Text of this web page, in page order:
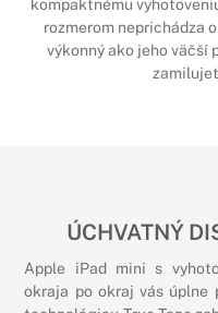
kompaktnému
rozmerom neprichádza
výkonný ako jeho väčší
ÚCHVATNÝ
Apple iPad mini s
okraja po okraj vás úplne